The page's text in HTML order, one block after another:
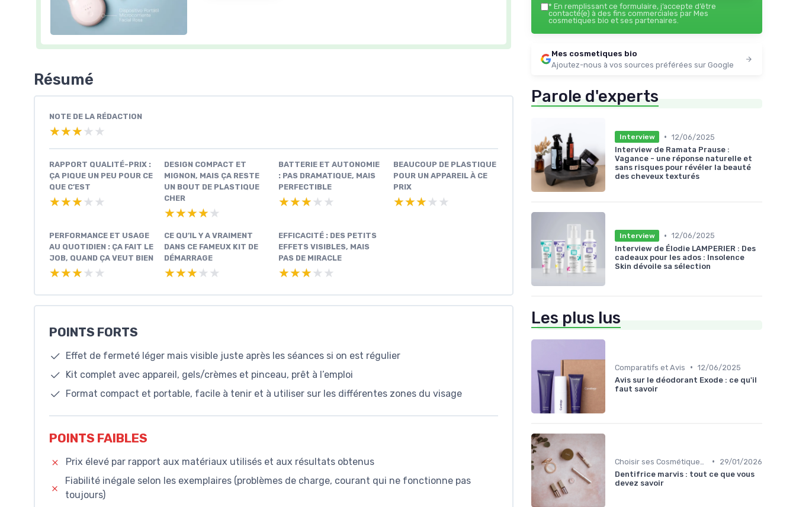
Résumé
NOTE DE LA RÉDACTION
★★★★★
★★★★★
RAPPORT QUALITÉ-PRIX :
ÇA PIQUE UN PEU POUR CE
QUE C’EST
★★★★★
★★★★★
DESIGN COMPACT ET
MIGNON, MAIS ÇA RESTE
UN BOUT DE PLASTIQUE
CHER
★★★★★
★★★★★
BATTERIE ET AUTONOMIE
: PAS DRAMATIQUE, MAIS
PERFECTIBLE
★★★★★
★★★★★
BEAUCOUP DE PLASTIQUE
POUR UN APPAREIL À CE
PRIX
★★★★★
★★★★★
PERFORMANCE ET USAGE
AU QUOTIDIEN : ÇA FAIT LE
JOB, QUAND ÇA VEUT BIEN
★★★★★
★★★★★
CE QU’IL Y A VRAIMENT
DANS CE FAMEUX KIT DE
DÉMARRAGE
★★★★★
★★★★★
EFFICACITÉ : DES PETITS
EFFETS VISIBLES, MAIS
PAS DE MIRACLE
★★★★★
★★★★★
POINTS FORTS
Effet de fermeté léger mais visible juste après les séances si on est régulier
Kit complet avec appareil, gels/crèmes et pinceau, prêt à l’emploi
Format compact et portable, facile à tenir et à utiliser sur les différentes zones du visage
POINTS FAIBLES
Prix élevé par rapport aux matériaux utilisés et aux résultats obtenus
Fiabilité inégale selon les exemplaires (problèmes de charge, courant qui ne fonctionne pas
toujours)
* En remplissant ce formulaire, j’accepte d’être
contacté(e) à des fins commerciales par Mes
cosmetiques bio et ses partenaires.
Mes cosmetiques bio
Ajoutez-nous à vos sources préférées sur Google
Parole d'experts
Interview • 12/06/2025
Interview de Ramata Prause :
Vagance - une réponse naturelle et
sans risques pour révéler la beauté
des cheveux texturés
Interview • 12/06/2025
Interview de Élodie LAMPERIER : Des
cadeaux pour les ados : Insolence
Skin dévoile sa sélection
Les plus lus
Comparatifs et Avis • 12/06/2025
Avis sur le déodorant Exode : ce qu'il
faut savoir
•
29/01/2026
Dentifrice marvis : tout ce que vous
devez savoir